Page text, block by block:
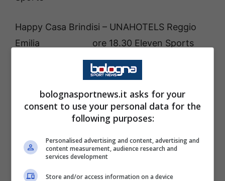
Happy Casa Brindisi – UNAHOTELS Reggio
Emilia ore 18.30 Eleven Sports
Virtus Segafredo Bologna – Tezenis
Verona ore 19.00 Eleven
Sports
Prosciutto Pesaro ore 20.00 Eleven
Sports
bolognasportnews.it asks for your
consent to use your personal data for the
following purposes:
Personalised advertising and content, advertising and
content measurement, audience research and
services development
Store and/or access information on a device